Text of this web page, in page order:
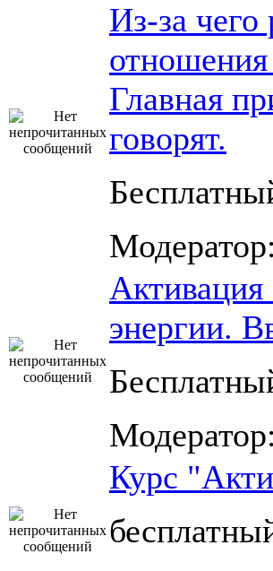
Из-за
Главная
говорят.
Модератор:
Активация
энергии.
Модератор:
Курс